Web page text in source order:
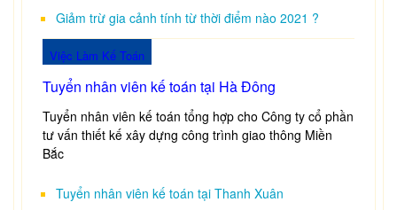
Giảm trừ gia cảnh tính từ thời điểm nào 2021 ?
Việc Làm Kế Toán
Tuyển nhân viên kế toán tại Hà Đông
Tuyển nhân viên kế toán tổng hợp cho Công ty cổ phần
tư vấn thiết kế xây dựng công trình giao thông Miền
Bắc
Tuyển nhân viên kế toán tại Thanh Xuân